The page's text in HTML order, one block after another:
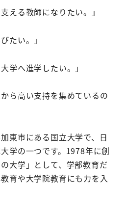
える教師になりたい。」
たい。」
学へ進学したい。」
ら高い支持を集めているの
東市にある国立大学で、日
学の一つです。1978年に創
大学」として、学部教育だ
育や大学院教育にも力を入